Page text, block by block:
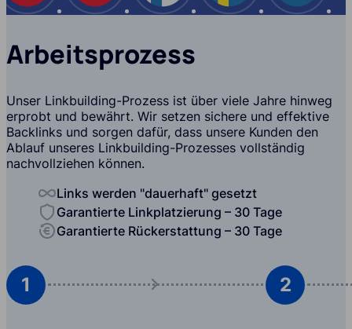
Arbeitsprozess
Unser Linkbuilding-Prozess ist über viele Jahre hinweg
erprobt und bewährt. Wir setzen sichere und effektive
Backlinks und sorgen dafür, dass unsere Kunden den
Ablauf unseres Linkbuilding-Prozesses vollständig
nachvollziehen können.
Links werden "dauerhaft" gesetzt
Garantierte Linkplatzierung – 30 Tage
Garantierte Rückerstattung – 30 Tage
1 2